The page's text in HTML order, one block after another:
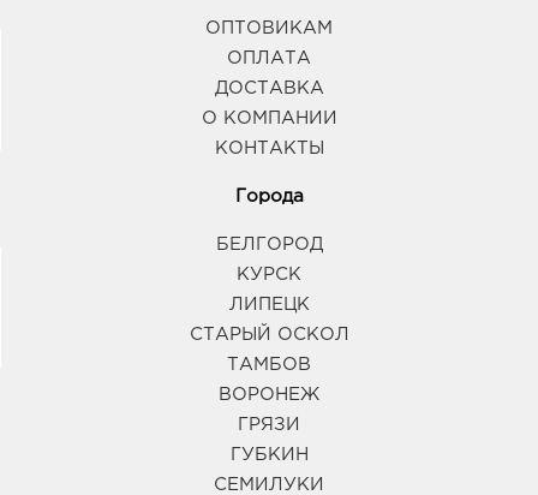
ОПТОВИКАМ
ОПЛАТА
ДОСТАВКА
О КОМПАНИИ
КОНТАКТЫ
Города
БЕЛГОРОД
КУРСК
ЛИПЕЦК
СТАРЫЙ ОСКОЛ
ТАМБОВ
ВОРОНЕЖ
ГРЯЗИ
ГУБКИН
СЕМИЛУКИ